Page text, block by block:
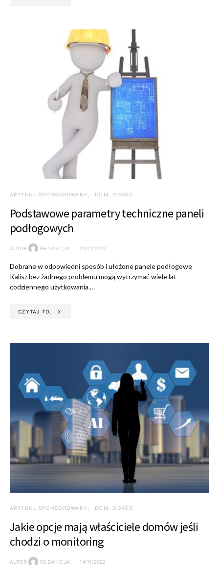
ARTYKUŁ SPONSOROWANY DOM, OGRÓD
Podstawowe parametry techniczne paneli
podłogowych
AUTOR REDAKCJA 22/11/2022
Dobrane w odpowiedni sposób i ułożone panele podłogowe
Kalisz bez żadnego problemu mogą wytrzymać wiele lat
codziennego użytkowania.…
CZYTAJ TO.
ARTYKUŁ SPONSOROWANY DOM, OGRÓD
Jakie opcje mają właściciele domów jeśli
chodzi o monitoring
AUTOR REDAKCJA 14/11/2022